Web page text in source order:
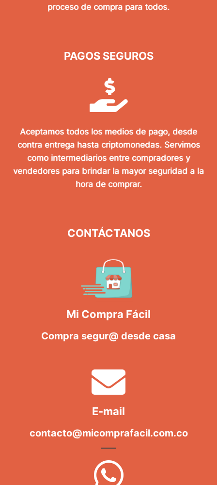
proceso de compra para todos.
PAGOS SEGUROS
Aceptamos todos los medios de pago, desde
contra entrega hasta criptomonedas. Servimos
como intermediarios entre compradores y
vendedores para brindar la mayor seguridad a la
hora de comprar.
CONTÁCTANOS
Mi Compra Fácil
Compra segur@ desde casa
E-mail
contacto@micomprafacil.com.co